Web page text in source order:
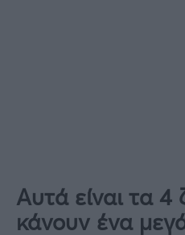
Αυτά είναι τα
κάνουν ένα